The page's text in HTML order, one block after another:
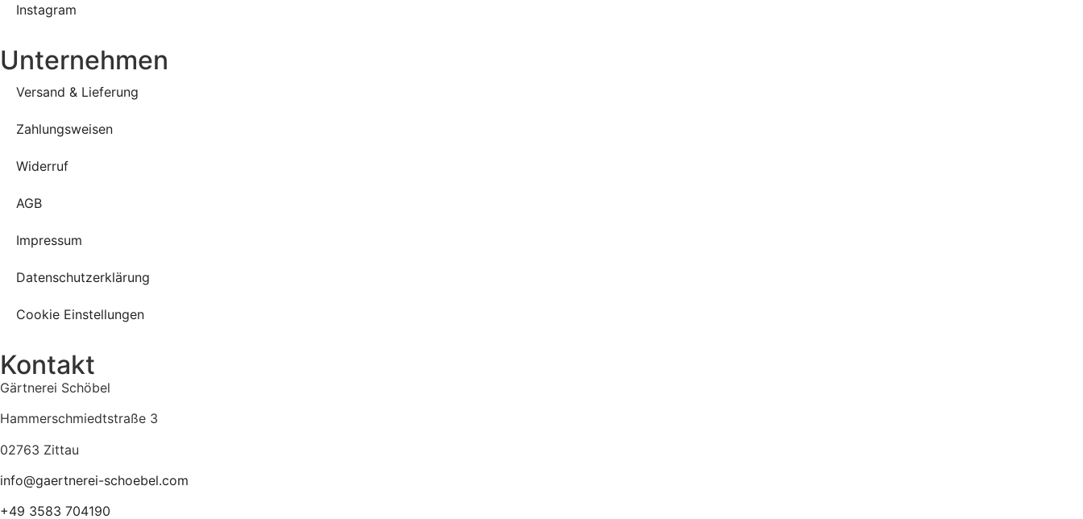
Instagram
Unternehmen
Versand & Lieferung
Zahlungsweisen
Widerruf
AGB
Impressum
Datenschutzerklärung
Cookie Einstellungen
Kontakt
Gärtnerei Schöbel
Hammerschmiedtstraße 3
02763 Zittau
info@gaertnerei-schoebel.com
+49 3583 704190